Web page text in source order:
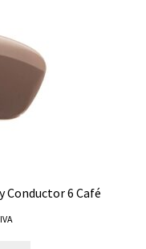
Conductor 6 Café